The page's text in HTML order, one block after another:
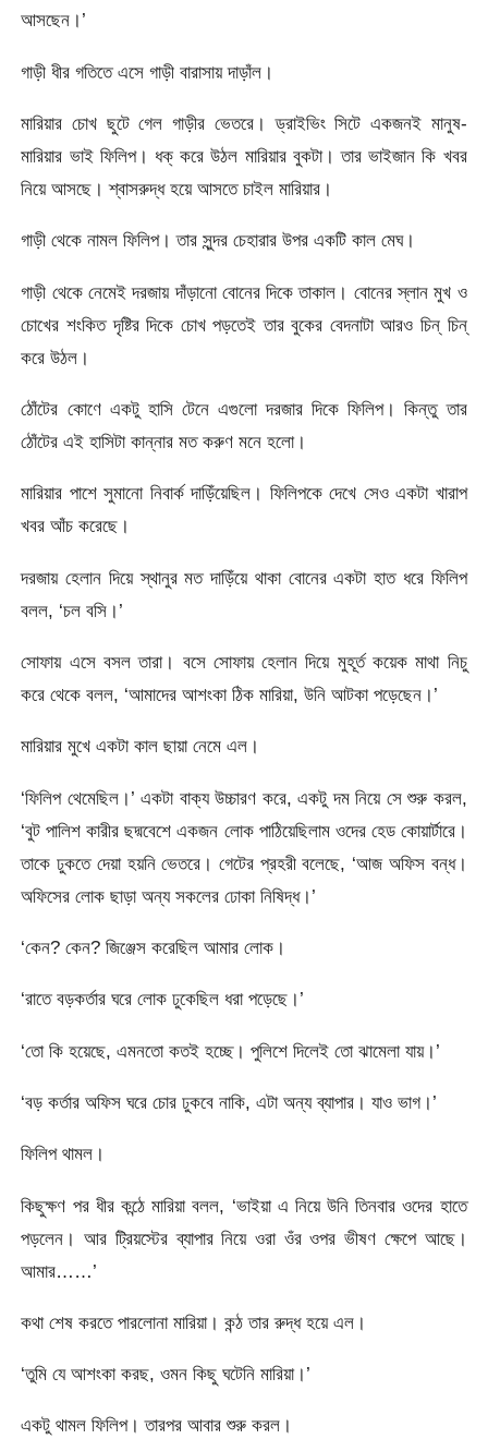
আসছেন।’
গাড়ী ধীর গতিতে এসে গাড়ী বারাসায় দাড়াঁল।
মারিয়ার চোখ ছুটে গেল গাড়ীর ভেতরে। ড্রাইভিং সিটে একজনই মানুষ-
মারিয়ার ভাই ফিলিপ। ধক্ করে উঠল মারিয়ার বুকটা। তার ভাইজান কি খবর
নিয়ে আসছে। শ্বাসরুদ্ধ হয়ে আসতে চাইল মারিয়ার।
গাড়ী থেকে নামল ফিলিপ। তার সুন্দর চেহারার উপর একটি কাল মেঘ।
গাড়ী থেকে নেমেই দরজায় দাঁড়ানো বোনের দিকে তাকাল। বোনের স্লান মুখ ও
চোখের শংকিত দৃষ্টির দিকে চোখ পড়তেই তার বুকের বেদনাটা আরও চিন্ চিন্
করে উঠল।
ঠোঁটের কোণে একটু হাসি টেনে এগুলো দরজার দিকে ফিলিপ। কিন্তু তার
ঠোঁটের এই হাসিটা কান্নার মত করুণ মনে হলো।
মারিয়ার পাশে সুমানো নিবার্ক দাড়িঁয়েছিল। ফিলিপকে দেখে সেও একটা খারাপ
খবর আঁচ করেছে।
দরজায় হেলান দিয়ে স্থানুর মত দাড়িঁয়ে থাকা বোনের একটা হাত ধরে ফিলিপ
বলল, ‘চল বসি।’
সোফায় এসে বসল তারা। বসে সোফায় হেলান দিয়ে মুহূর্ত কয়েক মাথা নিচু
করে থেকে বলল, ‘আমাদের আশংকা ঠিক মারিয়া, উনি আটকা পড়েছেন।’
মারিয়ার মুখে একটা কাল ছায়া নেমে এল।
‘ফিলিপ থেমেছিল।’ একটা বাক্য উচ্চারণ করে, একটু দম নিয়ে সে শুরু করল,
‘বুট পালিশ কারীর ছদ্মবেশে একজন লোক পাঠিয়েছিলাম ওদের হেড কোয়ার্টারে।
তাকে ঢুকতে দেয়া হয়নি ভেতরে। গেটের প্রহরী বলেছে, ‘আজ অফিস বন্ধ।
অফিসের লোক ছাড়া অন্য সকলের ঢোকা নিষিদ্ধ।’
‘কেন? কেন? জিঞ্জেস করেছিল আমার লোক।
‘রাতে বড়কর্তার ঘরে লোক ঢুকেছিল ধরা পড়েছে।’
‘তো কি হয়েছে, এমনতো কতই হচ্ছে। পুলিশে দিলেই তো ঝামেলা যায়।’
‘বড় কর্তার অফিস ঘরে চোর ঢুকবে নাকি, এটা অন্য ব্যাপার। যাও ভাগ।’
ফিলিপ থামল।
কিছুক্ষণ পর ধীর কন্ঠে মারিয়া বলল, ‘ভাইয়া এ নিয়ে উনি তিনবার ওদের হাতে
পড়লেন। আর ট্রিয়স্টের ব্যাপার নিয়ে ওরা ওঁর ওপর ভীষণ ক্ষেপে আছে।
আমার……’
কথা শেষ করতে পারলোনা মারিয়া। কন্ঠ তার রুদ্ধ হয়ে এল।
‘তুমি যে আশংকা করছ, ওমন কিছু ঘটেনি মারিয়া।’
একটু থামল ফিলিপ। তারপর আবার শুরু করল।